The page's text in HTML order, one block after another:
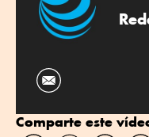
Comparte este